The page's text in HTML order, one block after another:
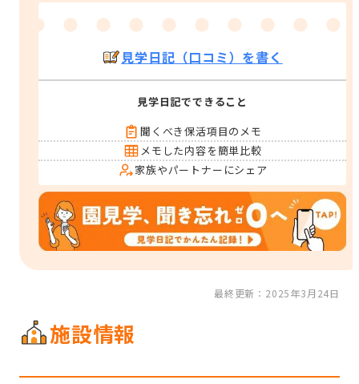
見学日記（口コミ）を書く
見学日記でできること
聞くべき保活項目のメモ
メモした内容を簡単比較
家族やパートナーにシェア
最終更新：2025年3月24日
施設情報